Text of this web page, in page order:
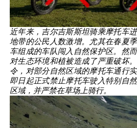
近年来，吉尔吉斯斯坦骑乘摩托车
地带的公民人数激增。尤其在春夏
车组成的车队闯入自然保护区。然
对生态环境和植被造成了严重破坏
令，对部分自然区域的摩托车通行
即日起正式禁止摩托车驶入特别自
区域，并严禁在草场上骑行。